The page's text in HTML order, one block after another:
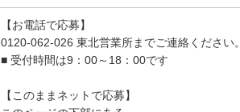
【お電話で応募】
0120-062-026 東北営業所までご連絡ください。
■ 受付時間は9：00～18：00です
【このままネットで応募】